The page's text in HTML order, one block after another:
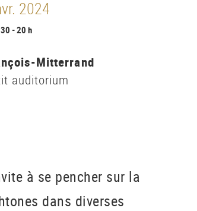
2024
- 20 h
Mitterrand
auditorium
à se pencher sur la
dans diverses